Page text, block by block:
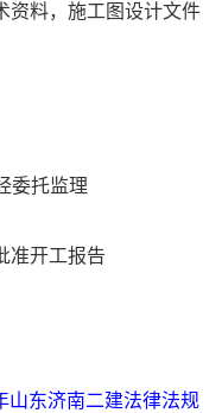
资料，施工图设计文件
委托监理
准开工报告
山东济南二建法律法规